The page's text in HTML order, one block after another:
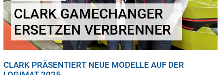
CLARK GAMECHANGER
ERSETZEN VERBRENNER
CLARK PRÄSENTIERT NEUE MODELLE AUF DER